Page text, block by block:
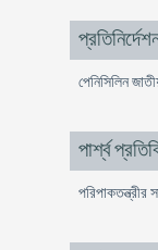
পেনিসিলিন
পার্শ্ব
পরিপাকতন্ত্রীর